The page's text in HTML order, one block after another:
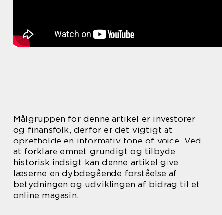
Målgruppen for denne artikel er investorer
og finansfolk, derfor er det vigtigt at
opretholde en informativ tone of voice. Ved
at forklare emnet grundigt og tilbyde
historisk indsigt kan denne artikel give
læserne en dybdegående forståelse af
betydningen og udviklingen af bidrag til et
online magasin.